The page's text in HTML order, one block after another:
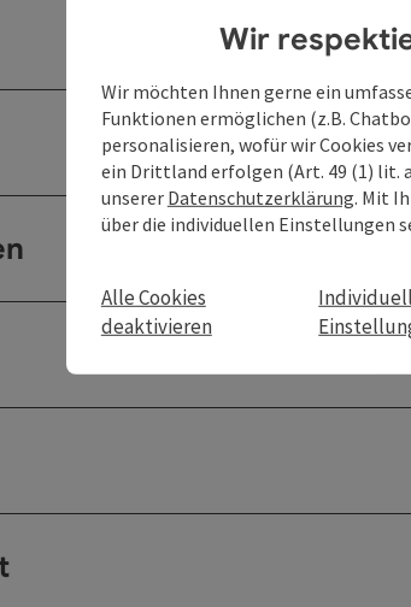
Wir
Wir möchten Ihnen gerne ein
Funktionen ermöglichen (z.B.
personalisieren, wofür wir Cookies
ein Drittland erfolgen (Art. 49 (1) lit.
unserer Datenschutzerklärung. Mit
über die individuellen Einstellungen
Alle Cookies
deaktivieren